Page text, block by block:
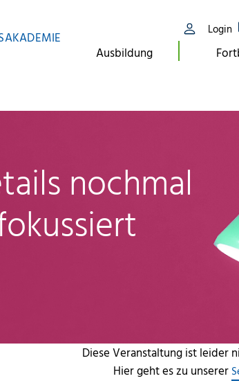
Login
Ausbildung
nochmal
Diese Veranstaltung ist leider
Hier geht es zu unserer